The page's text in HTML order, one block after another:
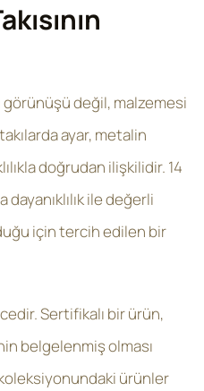
görünüşü değil, malzemesi
ayar, metalin
doğrudan ilişkilidir. 14
dayanıklılık ile değerli
için tercih edilen bir
Sertifikalı bir ürün,
belgelenmiş olması
ürünler